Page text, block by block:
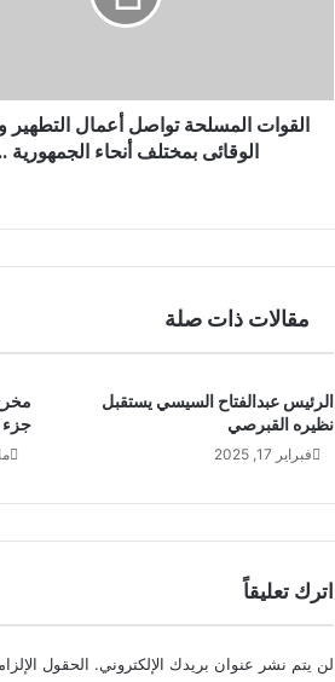
ن
القوات المسلحة تواصل أعمال التطهير
الوقائى بمختلف أنحاء الجمهورية
مقالات ذات صلة
جزء
الرئيس عبدالفتاح السيسي يستقبل
نظيره القبرصي
فبراير 17, 2025
اترك تعليقاً
لن يتم نشر عنوان بريدك الإلكتروني. الحقول